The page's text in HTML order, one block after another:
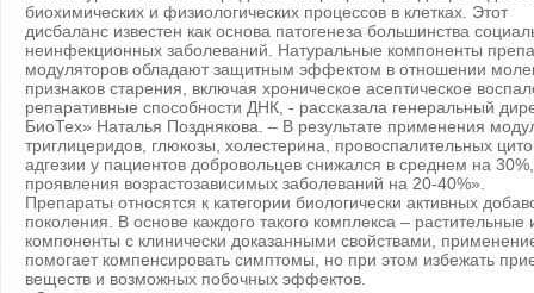
биохимических и физиологических процессов в клетках. Этот
дисбаланс известен как основа патогенеза большинства
неинфекционных заболеваний. Натуральные компоненты
модуляторов обладают защитным эффектом в отношении
признаков старения, включая хроническое асептическое
репаративные способности ДНК, - рассказала генеральный
БиоТех» Наталья Позднякова. – В результате применения
триглицеридов, глюкозы, холестерина, провоспалительных
адгезии у пациентов добровольцев снижался в среднем на
проявления возрастозависимых заболеваний на 20-40%».
Препараты относятся к категории биологически активных
поколения. В основе каждого такого комплекса –
компоненты с клинически доказанными свойствами,
помогает компенсировать симптомы, но при этом избежать
веществ и возможных побочных эффектов.